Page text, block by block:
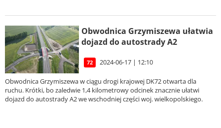
Obwodnica Grzymiszewa ułatwia
dojazd do autostrady A2
72 2024-06-17 | 12:10
Obwodnica Grzymiszewa w ciągu drogi krajowej DK72 otwarta dla
ruchu. Krótki, bo zaledwie 1,4 kilometrowy odcinek znacznie ułatwi
dojazd do autostrady A2 we wschodniej części woj. wielkopolskiego.